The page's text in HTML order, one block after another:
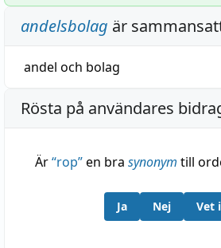
andelsbolag är
andel och bolag
Rösta på användares
Är“rop”en bra synonym till
Ja Nej Vet